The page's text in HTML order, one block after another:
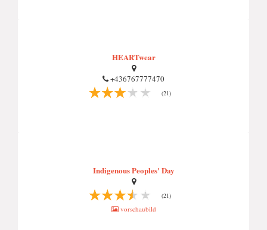
HEARTwear
+436767777470
(21)
Indigenous Peoples' Day
(21)
vorschaubild